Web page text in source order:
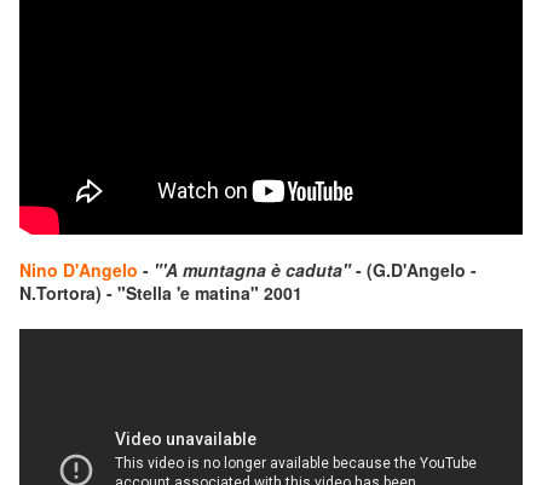
Nino D'Angelo - "'A muntagna è caduta"- (G.D'Angelo -
N.Tortora) - "Stella 'e matina" 2001